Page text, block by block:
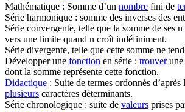
Mathématique : Somme d’un nombre fini de
Série harmonique : somme des inverses des
Série convergente, telle que la somme de ses n
vers une limite quand n croît indéfiniment.
Série divergente, telle que cette somme ne tend
Développer une fonction en série : trouverune
dont la somme représente cette fonction.
Didactique : Suite de termes ordonnés
plusieurs caractères déterminants.
Série chronologique : suite de valeurs prises